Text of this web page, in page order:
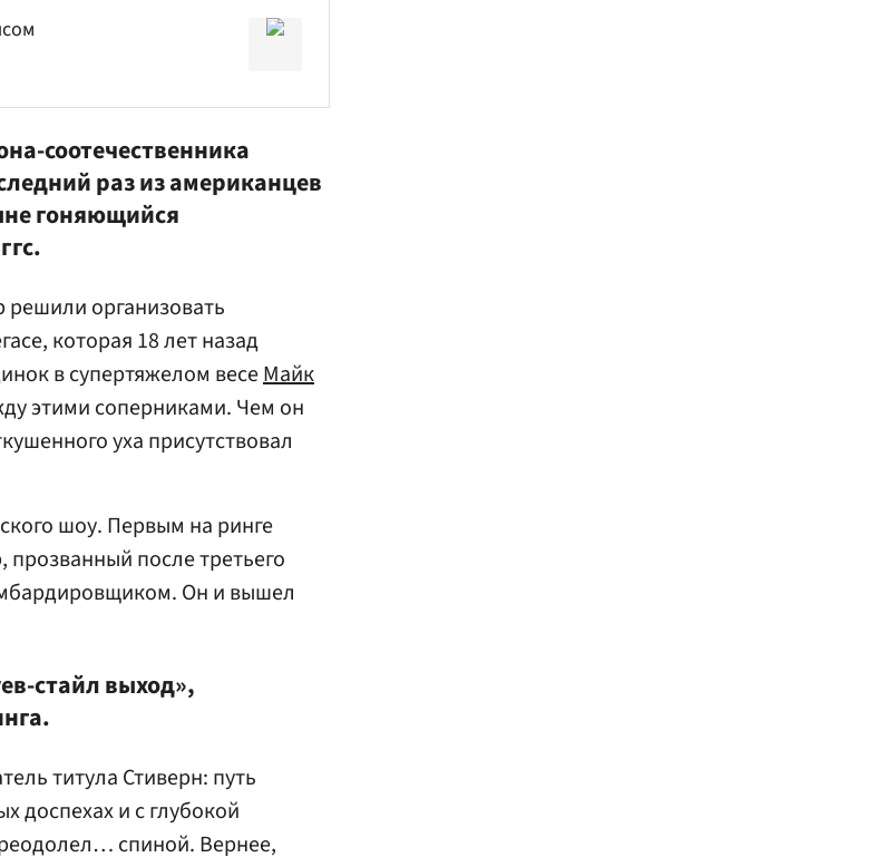
соотечественника
раз из американцев
гоняющийся
организовать
которая 18 лет назад
в супертяжелом весеМайк
этими соперниками. Чем он
уха присутствовал
шоу. Первым на ринге
после третьего
Он и вышел
стайл выход»,
титула Стиверн: путь
доспехах и с глубокой
спиной. Вернее,